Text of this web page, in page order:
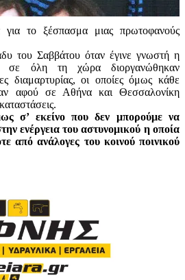
για το ξέσπασμα μιας πρωτοφανούς
του Σαββάτου όταν έγινε γνωστή η
σε όλη τη χώρα διοργανώθηκαν
διαμαρτυρίας, οι οποίες όμως κάθε
αφού σε Αθήνα και Θεσσαλονίκη
σ’ εκείνο που δεν μπορούμε να
ενέργεια του αστυνομικού η οποία
από ανάλογες του κοινού ποινικού